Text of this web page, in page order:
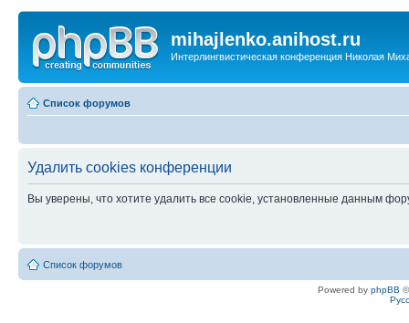
mihajlenko.anihost.ru
Интерлингвистическая конференция Николая
Список форумов
Удалить cookies конференции
Вы уверены, что хотите удалить все cookie, установленные данным
Список форумов
Powered by phpBB